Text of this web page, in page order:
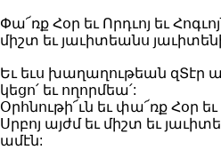
Փա՜ռք Հօր եւ Որդւոյ եւ
միշտ եւ յաւիտեանս
Եւ եւս խաղաղութեան զՏէր
կեցո՛ եւ ողորմեա՛:
Օրհնութի՜ւն եւ փա՜ռք Հօր եւ
Սրբոյ այժմ եւ միշտ եւ
ամէն: